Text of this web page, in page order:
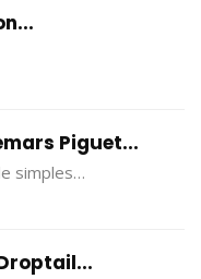
Piguet...
simples…